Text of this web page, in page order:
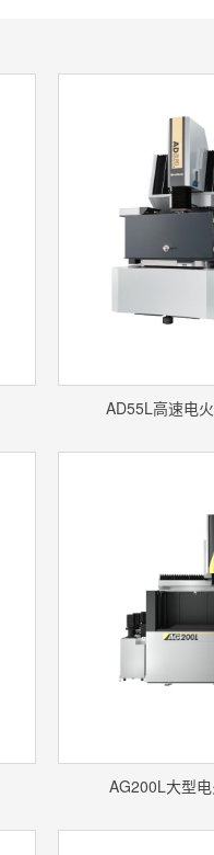
AD55L高速电
AG200L大型